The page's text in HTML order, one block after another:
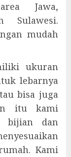
Jawa,
Sulawesi.
mudah
ukuran
lebarnya
bisa juga
itu kami
bijian dan
Kami